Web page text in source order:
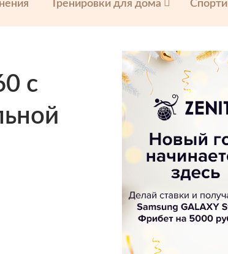
Тренировки для дома
с